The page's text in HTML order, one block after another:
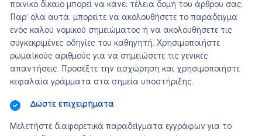
ποινικό δίκαιο μπορεί να κάνει τέλεια δομή του άρθρου σας.
Παρ’ όλα αυτά, μπορείτε να ακολουθήσετε το παράδειγμα
ενός καλού νομικού σημειώματος ή να ακολουθήσετε τις
συγκεκριμένες οδηγίες του καθηγητή. Χρησιμοποιήστε
ρωμαϊκούς αριθμούς για να σημειώσετε τις γενικές
απαντήσεις. Προσέξτε την εισχώρηση και χρησιμοποιήστε
κεφαλαία γράμματα στα σημεία υποστήριξης.
Δώστε επιχειρήματα
Μελετήστε διαφορετικά παραδείγματα εγγράφων για το